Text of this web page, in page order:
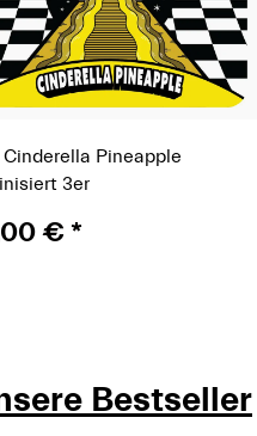
Cinderella Pineapple
3er
€*
Bestseller